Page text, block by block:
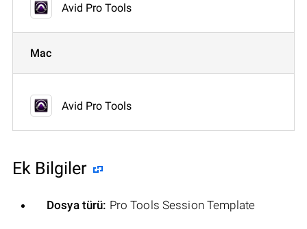
Avid Pro Tools
Mac
Avid Pro Tools
Ek Bilgiler
Dosya türü: Pro Tools Session Template